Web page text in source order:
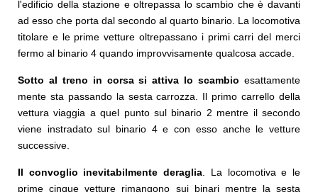
l'edificio della stazione e oltrepassa lo scambio che è davanti
ad esso che porta dal secondo al quarto binario. La locomotiva
titolare e le prime vetture oltrepassano i primi carri del merci
fermo al binario 4 quando improvvisamente qualcosa accade.
Sotto al treno in corsa si attiva lo scambio esattamente
mente sta passando la sesta carrozza. Il primo carrello della
vettura viaggia a quel punto sul binario 2 mentre il secondo
viene instradato sul binario 4 e con esso anche le vetture
successive.
Il convoglio inevitabilmente deraglia . La locomotiva e le
prime cinque vetture rimangono sui binari mentre la sesta